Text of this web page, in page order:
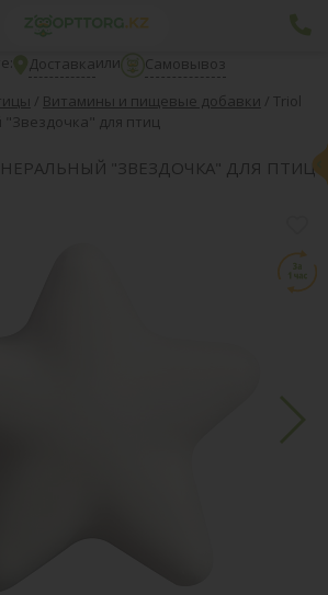
Доставкаили
Самовывоз
/ Витамины и пищевые добавки / Triol
для птиц
"ЗВЕЗДОЧКА" ДЛЯ ПТИЦ